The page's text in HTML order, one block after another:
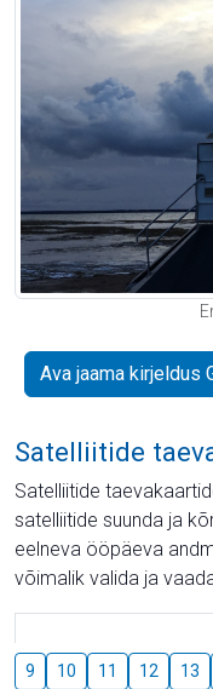
Ava jaama kirjeldus
Satelliitide
Satelliitide
satelliitide suunda ja
eelneva ööpäeva
võimalik valida ja
9 10 11 12 13